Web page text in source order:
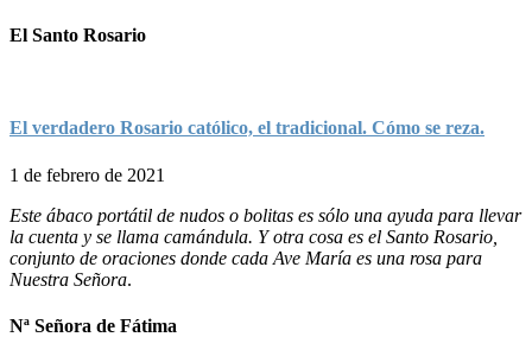
El Santo Rosario
El verdadero Rosario católico, el tradicional. Cómo se reza.
1 de febrero de 2021
Este ábaco portátil de nudos o bolitas es sólo una ayuda para llevar
la cuenta y se llama camándula. Y otra cosa es el Santo Rosario,
conjunto de oraciones donde cada Ave María es una rosa para
Nuestra Señora.
Nª Señora de Fátima